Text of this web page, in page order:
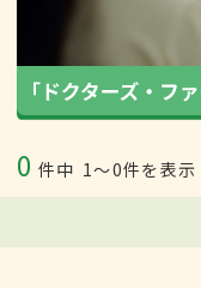
0 件中 1〜0件を表示